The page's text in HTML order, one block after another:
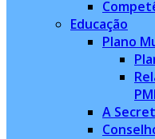
Educação
Plano
A